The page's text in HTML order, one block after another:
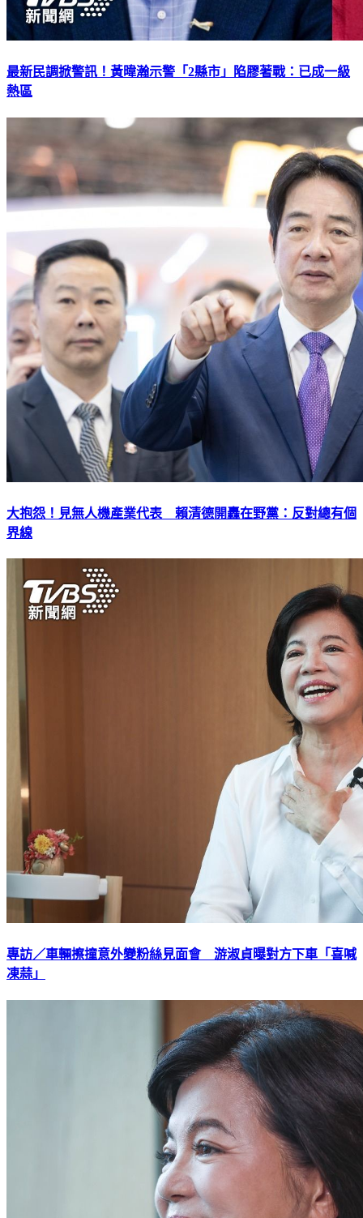
最新民調掀警訊！黃暐瀚示警「2縣市」陷膠著戰：已成一級
熱區
大抱怨！見無人機產業代表 賴清德開轟在野黨：反對總有個
界線
專訪／車輛擦撞意外變粉絲見面會 游淑貞曝對方下車「喜喊
凍蒜」